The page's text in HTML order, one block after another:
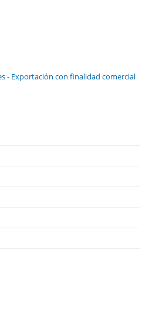
- Exportación con finalidad comercial